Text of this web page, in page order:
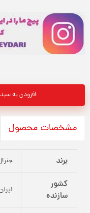
افزودن به
مشخصات محصول
برند
کشور
سازنده